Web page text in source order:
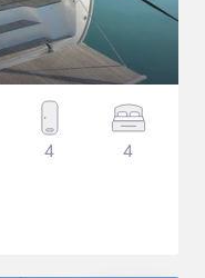
4 4